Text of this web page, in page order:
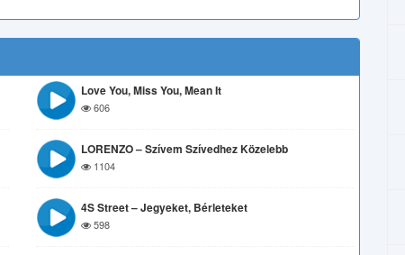
Love You, Miss You, Mean It
606
LORENZO – Szívem Szívedhez Közelebb
1104
4S Street – Jegyeket, Bérleteket
598